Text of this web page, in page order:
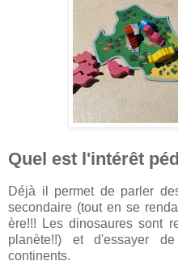
Quel est l'intérêt
Déjà il permet de parler
secondaire (tout en se
ère!!! Les dinosaures sont
planète!!) et d'essayer
continents.